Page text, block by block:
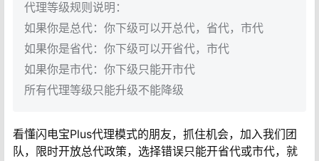
代理等级规则说明：
如果你是总代：你下级可以开总代，省代，市代
如果你是省代：你下级可以开省代，市代
如果你是市代：你下级只能开市代
所有代理等级只能升级不能降级
看懂闪电宝Plus代理模式的朋友，抓住机会，加入我们团
队，限时开放总代政策，选择错误只能开省代或市代，就